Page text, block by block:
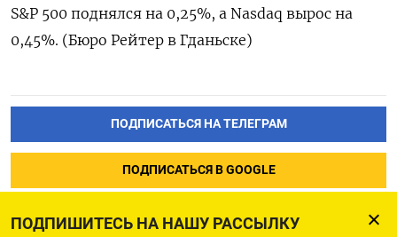
ПОДПИШИТЕСЬ НА НАШУ РАССЫЛКУ
S&P 500 поднялся на 0,25%, а Nasdaq вырос на
0,45%. (Бюро Рейтер в Гданьске)
ПОДПИСАТЬСЯ НА ТЕЛЕГРАМ
ПОДПИСАТЬСЯ В GOOGLE